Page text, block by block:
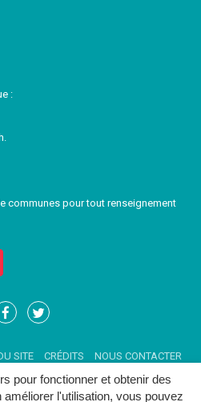
pour fonctionner et obtenir des
l'utilisation, vous pouvez
:
communes pour tout renseignement
Lien
compte
Facebook
Lien
compte
Twitter
SITE CRÉDITS NOUS CONTACTER